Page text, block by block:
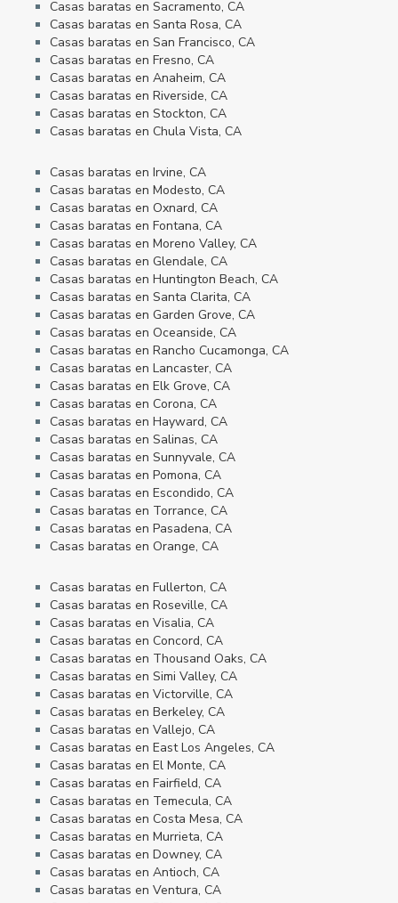
Casas baratas en Sacramento, CA
Casas baratas en Santa Rosa, CA
Casas baratas en San Francisco, CA
Casas baratas en Fresno, CA
Casas baratas en Anaheim, CA
Casas baratas en Riverside, CA
Casas baratas en Stockton, CA
Casas baratas en Chula Vista, CA
Casas baratas en Irvine, CA
Casas baratas en Modesto, CA
Casas baratas en Oxnard, CA
Casas baratas en Fontana, CA
Casas baratas en Moreno Valley, CA
Casas baratas en Glendale, CA
Casas baratas en Huntington Beach, CA
Casas baratas en Santa Clarita, CA
Casas baratas en Garden Grove, CA
Casas baratas en Oceanside, CA
Casas baratas en Rancho Cucamonga, CA
Casas baratas en Lancaster, CA
Casas baratas en Elk Grove, CA
Casas baratas en Corona, CA
Casas baratas en Hayward, CA
Casas baratas en Salinas, CA
Casas baratas en Sunnyvale, CA
Casas baratas en Pomona, CA
Casas baratas en Escondido, CA
Casas baratas en Torrance, CA
Casas baratas en Pasadena, CA
Casas baratas en Orange, CA
Casas baratas en Fullerton, CA
Casas baratas en Roseville, CA
Casas baratas en Visalia, CA
Casas baratas en Concord, CA
Casas baratas en Thousand Oaks, CA
Casas baratas en Simi Valley, CA
Casas baratas en Victorville, CA
Casas baratas en Berkeley, CA
Casas baratas en Vallejo, CA
Casas baratas en East Los Angeles, CA
Casas baratas en El Monte, CA
Casas baratas en Fairfield, CA
Casas baratas en Temecula, CA
Casas baratas en Costa Mesa, CA
Casas baratas en Murrieta, CA
Casas baratas en Downey, CA
Casas baratas en Antioch, CA
Casas baratas en Ventura, CA